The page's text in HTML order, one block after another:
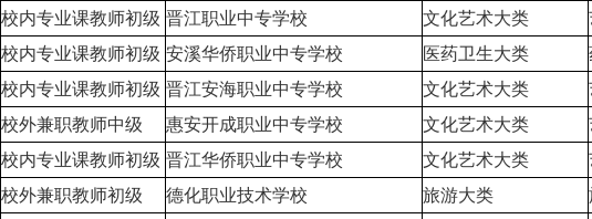
校内专业课教师初级 晋江职业中专学校 文化艺术大类
校内专业课教师初级 安溪华侨职业中专学校 医药卫生大类
校内专业课教师初级 晋江安海职业中专学校 文化艺术大类
校外兼职教师中级 惠安开成职业中专学校 文化艺术大类
校内专业课教师初级 晋江华侨职业中专学校 文化艺术大类
校外兼职教师初级 德化职业技术学校 旅游大类